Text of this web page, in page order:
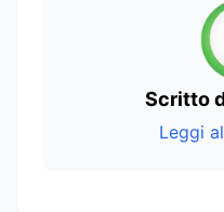
Scritto
Leggi